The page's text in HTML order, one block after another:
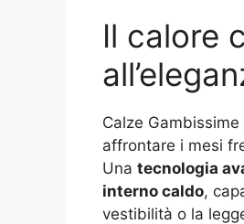
Il calore
Calze
affrontare i mesi
Una tecnologia
interno caldo,
vestibilità o la